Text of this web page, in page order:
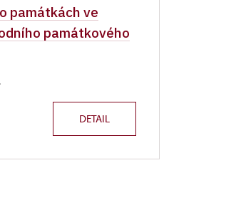
památkách ve
památkového
DETAIL